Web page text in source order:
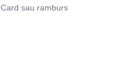
Card sau ramburs